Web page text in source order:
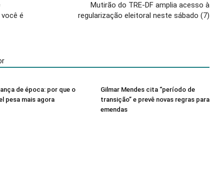
é
Mutirão do TRE-DF amplia acesso à
regularização eleitoral neste sábado (7)
de época: por que o
pesa mais agora
Gilmar Mendes cita “período de
transição” e prevê novas regras para
emendas